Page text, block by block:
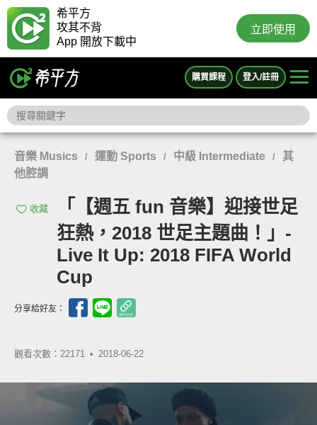
希平方
攻其不背
App 開放下載中
立即使用
購買課程 登入/註冊
音樂 Musics / 運動 Sports / 中級 Intermediate /
其
他腔調
收藏
「【週五 fun 音樂】迎接世足
狂熱，2018 世足主題曲！」-
Live It Up: 2018 FIFA World
Cup
分享給好友：
觀看次數：22171 • 2018-06-22